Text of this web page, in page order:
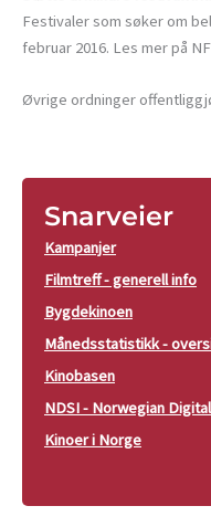
Festivaler som søker om
februar 2016. Les mer på
Øvrige ordninger
Snarveier
Kampanjer
Filmtreff - generell info
Bygdekinoen
Månedsstatistikk -
Kinobasen
NDSI - Norwegian
Kinoer i Norge